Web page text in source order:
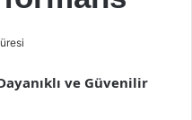
ve Güvenilir